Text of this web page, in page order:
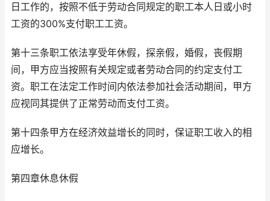
日工作的，按照不低于劳动合同规定的职工本人日或小时
工资的300%支付职工工资。
第十三条职工依法享受年休假，探亲假，婚假，丧假期
间，甲方应当按照有关规定或者劳动合同的约定支付工
资。职工在法定工作时间内依法参加社会活动期间，甲方
应视同其提供了正常劳动而支付工资。
第十四条甲方在经济效益增长的同时，保证职工收入的相
应增长。
第四章休息休假